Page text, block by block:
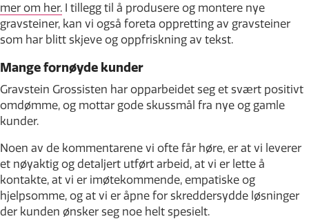
mer om her. I tillegg til å produsere og montere nye
gravsteiner, kan vi også foreta oppretting av gravsteiner
som har blitt skjeve og oppfriskning av tekst.
Mange fornøyde kunder
Gravstein Grossisten har opparbeidet seg et svært positivt
omdømme, og mottar gode skussmål fra nye og gamle
kunder.
Noen av de kommentarene vi ofte får høre, er at vi leverer
et nøyaktig og detaljert utført arbeid, at vi er lette å
kontakte, at vi er imøtekommende, empatiske og
hjelpsomme, og at vi er åpne for skreddersydde løsninger
der kunden ønsker seg noe helt spesielt.